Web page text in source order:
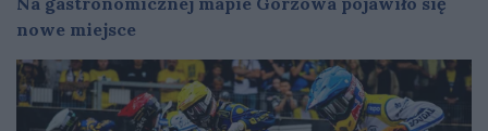
nowe miejsce